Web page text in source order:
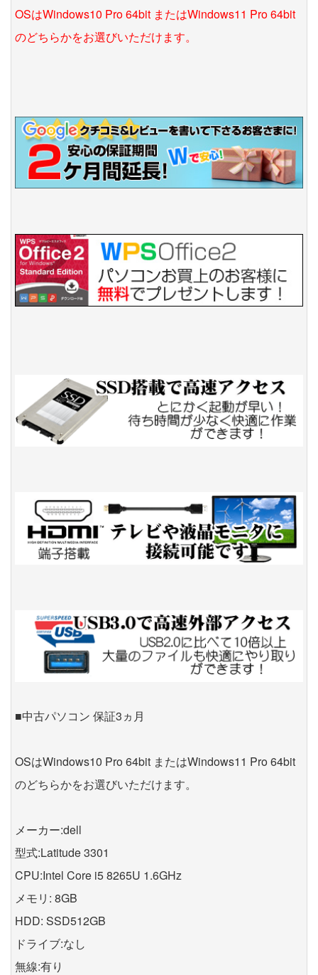
OSはWindows10 Pro 64bit またはWindows11 Pro 64bit
のどちらかをお選びいただけます。
■中古パソコン 保証3ヵ月
OSはWindows10 Pro 64bit またはWindows11 Pro 64bit
のどちらかをお選びいただけます。
メーカー:dell
型式:Latitude 3301
CPU:Intel Core i5 8265U 1.6GHz
メモリ: 8GB
HDD: SSD512GB
ドライブ:なし
無線:有り